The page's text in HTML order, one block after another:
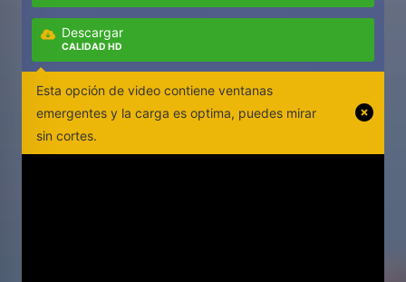
Descargar
CALIDAD HD
Esta opción de video contiene ventanas
emergentes y la carga es optima, puedes mirar
sin cortes.